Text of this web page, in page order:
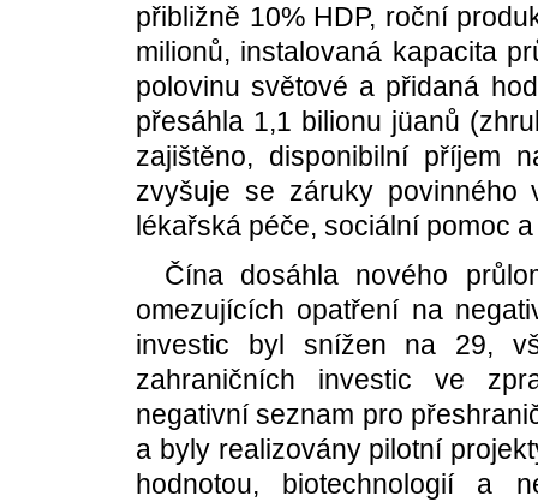
přibližně 10% HDP, roční
milionů, instalovaná kapacita
polovinu světové a přidaná
přesáhla 1,1 bilionu jüanů
zajištěno, disponibilní příjem
zvyšuje se záruky povinného
lékařská péče, sociální pomoc
Čína dosáhla nového
omezujících opatření na
investic byl snížen na 29,
zahraničních investic ve
negativní seznam pro
a byly realizovány pilotní
hodnotou, biotechnologií a